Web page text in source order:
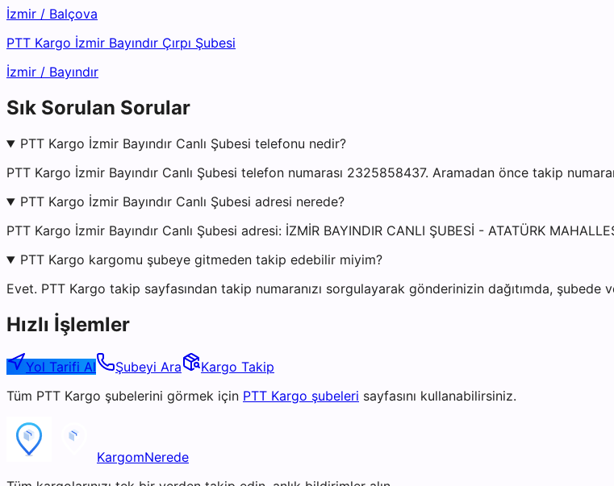
İzmir / Balçova
PTT Kargo İzmir Bayındır Çırpı Şubesi
İzmir / Bayındır
Sık Sorulan Sorular
PTT Kargo İzmir Bayındır Canlı Şubesi telefonu nedir?
PTT Kargo İzmir Bayındır Canlı Şubesi telefon numarası 2325858437. Aramadan önce takip
PTT Kargo İzmir Bayındır Canlı Şubesi adresi nerede?
PTT Kargo İzmir Bayındır Canlı Şubesi adresi: İZMİR BAYINDIR CANLI ŞUBESİ - ATATÜRK
PTT Kargo kargomu şubeye gitmeden takip edebilir miyim?
Evet. PTT Kargo takip sayfasından takip numaranızı sorgulayarak gönderinizin dağıtımda,
Hızlı İşlemler
Yol Tarifi Al Şubeyi Ara
Kargo Takip
Tüm PTT Kargo şubelerini görmek için PTT Kargo şubeleri sayfasını kullanabilirsiniz.
KargomNerede